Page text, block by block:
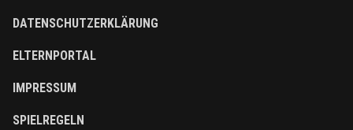
DATENSCHUTZERKLÄRUNG
ELTERNPORTAL
IMPRESSUM
SPIELREGELN